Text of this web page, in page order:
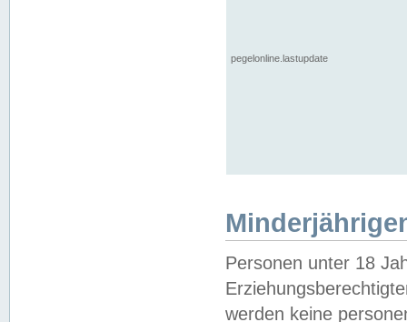
pegelonline.lastupdate
Personen unter 18
werden keine